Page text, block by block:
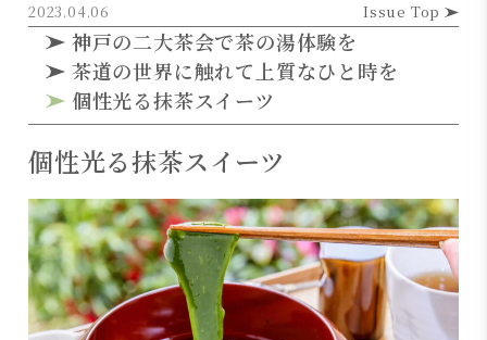
2023.04.06 Issue Top
神戸の二大茶会で茶の湯体験を
茶道の世界に触れて上質なひと時を
個性光る抹茶スイーツ
個性光る抹茶スイーツ